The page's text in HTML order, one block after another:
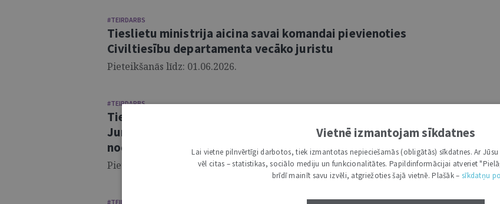
#TEIRDARBS
Tieslietu ministrija aicina savai komandai pievienoties
Civiltiesību departamenta vecāko juristu
Pieteikšanās līdz: 01.06.2026.
#TEIRDARBS
Tieslietu ministrija aicina savai komandai pievienoties
Juridiskā departamenta Jurista eksāmena nodrošināšanas
nodaļas juristu
Pieteikšanās līdz: 08.05.2026.
#TEIRDARBS
Vietnē izmantojam sīkdatnes
Lai vietne pilnvērtīgi darbotos, tiek izmantotas nepieciešamās (obligātās) sīkdatnes. Ar
vēl citas – statistikas, sociālo mediju un funkcionalitātes. Papildinformācijai atveriet
brīdī mainīt savu izvēli, atgriežoties šajā vietnē. Plašāk – sīkdatņu